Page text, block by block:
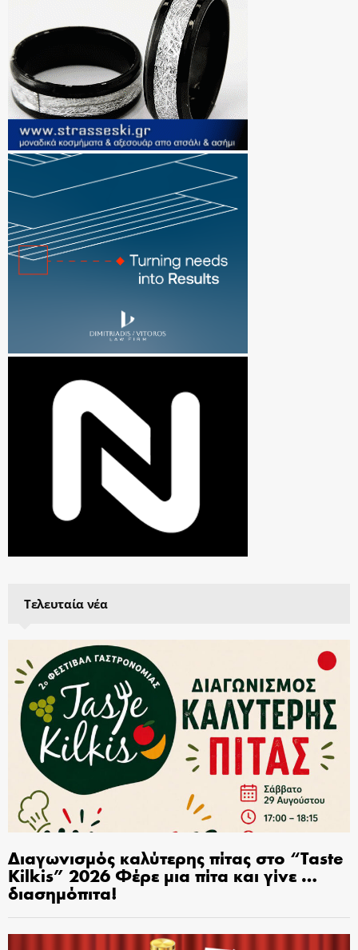
Τελευταία νέα
Διαγωνισμός καλύτερης πίτας στο “Taste
Kilkis” 2026 Φέρε μια πίτα και γίνε …
διασημόπιτα!